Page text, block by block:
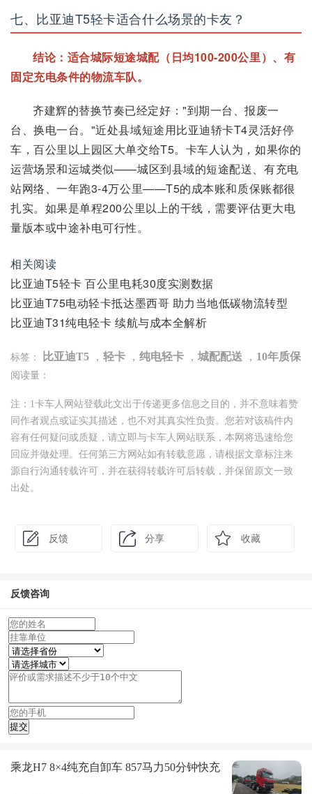
七、比亚迪T5轻卡适合什么场景的卡友？
结论：适合城际短途城配（日均100-200公里）、有
固定充电条件的物流车队。
齐建辉的替换节奏已经定好："到期一台、报废一
台、换电一台。"近处县域短途用比亚迪轿卡T4灵活好停
车，百公里以上园区大单交给T5。卡车人认为，如果你的
运营场景和运城类似——城区到县域的短途配送、有充电
站网络、一年跑3-4万公里——T5的成本账和质保账都很
扎实。如果是单程200公里以上的干线，需要评估更大电
量版本或中途补电可行性。
相关阅读
比亚迪T5轻卡 百公里电耗30度实测数据
比亚迪T75电动轻卡抵达墨西哥 助力当地低碳物流转型
比亚迪T31纯电轻卡 续航与成本全解析
标签： 比亚迪T5 ， 轻卡 ， 纯电轻卡 ， 城配配送 ， 10年质保
阅读量：
注：1卡车人网站登载此文出于传递更多信息之目的，并不意味着赞
同作者观点或证实其描述，也不对其真实性负责。您若对该稿件内
容有任何疑问或质疑，请立即与卡车人网站联系，本网将迅速给您
回应并做处理。任何第三方网站如有转载意愿，请根据文章标注来
源自行沟通转载许可，并在获得转载许可后转载，并保留原文一致
出处。
反馈 分享 收藏
反馈咨询
乘龙H7 8×4纯充自卸车 857马力50分钟快充